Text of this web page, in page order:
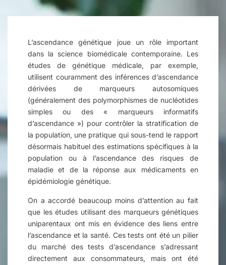
L’ascendance génétique joue un rôle important
dans la science biomédicale contemporaine. Les
études de génétique médicale, par exemple,
utilisent couramment des inférences d’ascendance
dérivées de marqueurs autosomiques
(généralement des polymorphismes de nucléotides
simples ou des « marqueurs informatifs
d’ascendance ») pour contrôler la stratification de
la population, une pratique qui sous-tend le rapport
désormais habituel des estimations spécifiques à la
population ou à l’ascendance des risques de
maladie et de la réponse aux médicaments en
épidémiologie génétique.
On a accordé beaucoup moins d’attention au fait
que les études utilisant des marqueurs génétiques
uniparentaux ont mis en évidence des liens entre
l’ascendance et la santé. Ces tests ont été un pilier
du marché des tests d’ascendance s’adressant
directement aux consommateurs, mais ont été